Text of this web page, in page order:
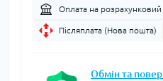
Оплата на розрахунковий
Післяплата (Нова пошта)
Обмін та